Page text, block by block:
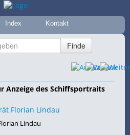
Index Kontakt
Anzeige des Schiffsportraits
Lindau